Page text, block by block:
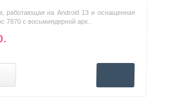
работающая на Android 13 и оснащенная
7870 с восьмиядерной арх..